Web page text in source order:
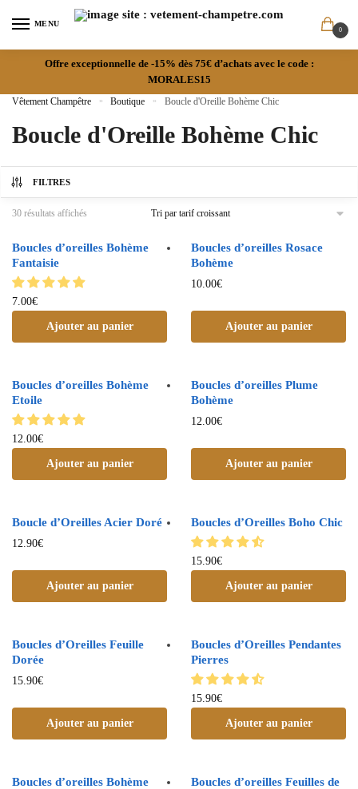
MENU
0
Offre exceptionnelle de -15% dès 75€ d’achats avec le code :
MORALES15
Vêtement Champêtre » Boutique » Boucle d'Oreille Bohème Chic
Boucle d'Oreille Bohème Chic
FILTRES
30 résultats affichés
Boucles d’oreilles Bohème
Fantaisie
7.00€
Ajouter au panier
Boucles d’oreilles Rosace
Bohème
10.00€
Ajouter au panier
Boucles d’oreilles Bohème
Etoile
12.00€
Ajouter au panier
Boucles d’oreilles Plume
Bohème
12.00€
Ajouter au panier
Boucle d’Oreilles Acier Doré
12.90€
Ajouter au panier
Boucles d’Oreilles Boho Chic
15.90€
Ajouter au panier
Boucles d’Oreilles Feuille
Dorée
15.90€
Ajouter au panier
Boucles d’Oreilles Pendantes
Pierres
15.90€
Ajouter au panier
Boucles d’oreilles Bohème
Boucles d’oreilles Feuilles de